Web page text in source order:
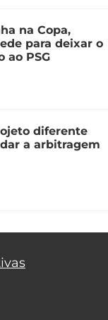
na Copa,
para deixar o
ao PSG
diferente
a arbitragem